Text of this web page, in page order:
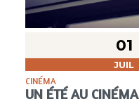
01
JUIL
CINÉMA
UN ÉTÉ AU CINÉMA